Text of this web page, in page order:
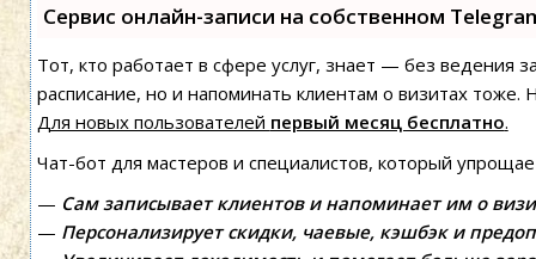
Сервис онлайн-записи на собственном
Тот, кто работает в сфере услуг, знает — без ведения
расписание, но и напоминать клиентам о визитах
Для новых пользователей первый месяц бесплатно.
Чат-бот для мастеров и специалистов, который
— Сам записывает клиентов и напоминает им о
— Персонализирует скидки, чаевые, кэшбэк и